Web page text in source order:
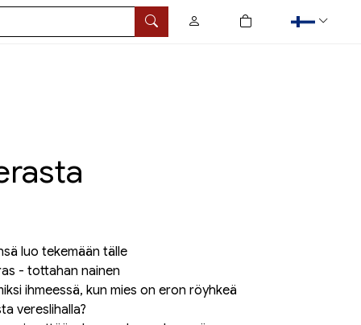
Hae
0
tuotetta ostoskorissa
luo tekemään tälle
- tottahan nainen
ihmeessä, kun mies on eron röyhkeä
vereslihalla?